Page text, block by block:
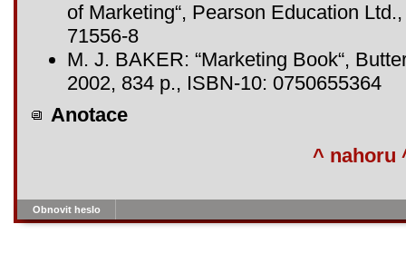
of Marketing“, Pearson Education
71556-8
M. J. BAKER: “Marketing Book“,
2002, 834 p., ISBN-10: 0750655364
Anotace
^ nahoru
Obnovit heslo